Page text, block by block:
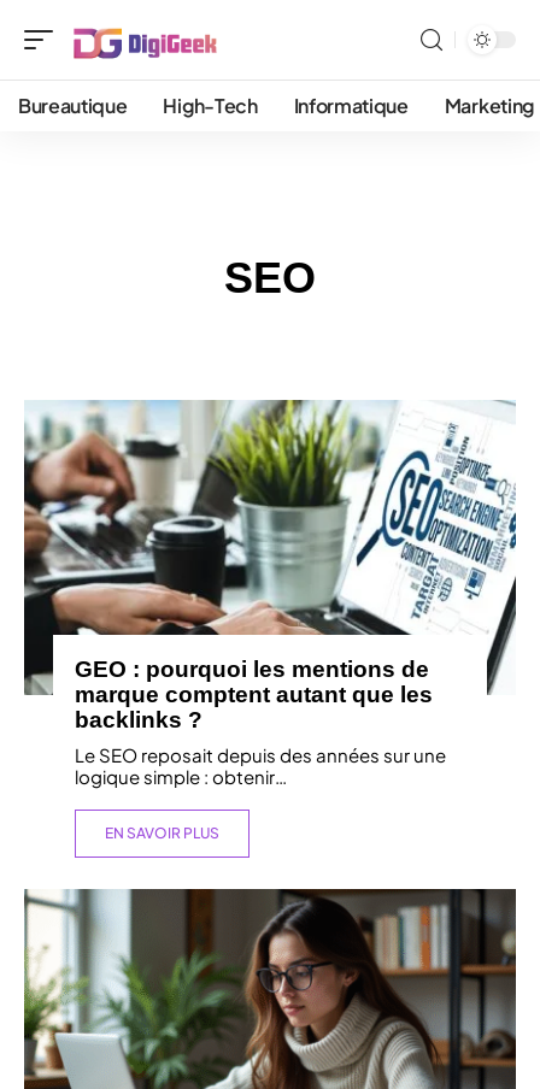
Bureautique High-Tech Informatique Marketing
SEO
GEO : pourquoi les mentions de
marque comptent autant que les
backlinks ?
Le SEO reposait depuis des années sur une
logique simple : obtenir
EN SAVOIR PLUS